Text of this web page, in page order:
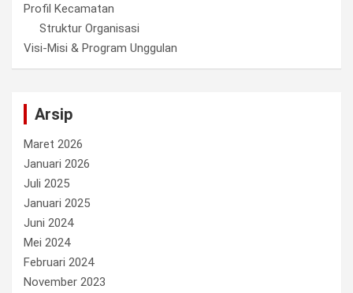
Profil Kecamatan
Struktur Organisasi
Visi-Misi & Program Unggulan
Arsip
Maret 2026
Januari 2026
Juli 2025
Januari 2025
Juni 2024
Mei 2024
Februari 2024
November 2023